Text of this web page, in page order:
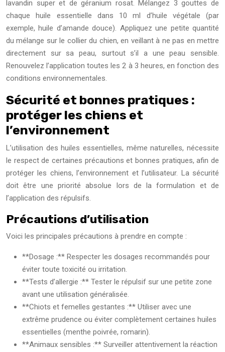
lavandin super et de géranium rosat. Mélangez 3 gouttes de
chaque huile essentielle dans 10 ml d’huile végétale (par
exemple, huile d’amande douce). Appliquez une petite quantité
du mélange sur le collier du chien, en veillant à ne pas en mettre
directement sur sa peau, surtout s’il a une peau sensible.
Renouvelez l’application toutes les 2 à 3 heures, en fonction des
conditions environnementales.
Sécurité et bonnes pratiques :
protéger les chiens et
l’environnement
L’utilisation des huiles essentielles, même naturelles, nécessite
le respect de certaines précautions et bonnes pratiques, afin de
protéger les chiens, l’environnement et l’utilisateur. La sécurité
doit être une priorité absolue lors de la formulation et de
l’application des répulsifs.
Précautions d’utilisation
Voici les principales précautions à prendre en compte :
**Dosage :** Respecter les dosages recommandés pour
éviter toute toxicité ou irritation.
**Tests d’allergie :** Tester le répulsif sur une petite zone
avant une utilisation généralisée.
**Chiots et femelles gestantes :** Utiliser avec une
extrême prudence ou éviter complètement certaines huiles
essentielles (menthe poivrée, romarin).
**Animaux sensibles :** Surveiller attentivement la réaction